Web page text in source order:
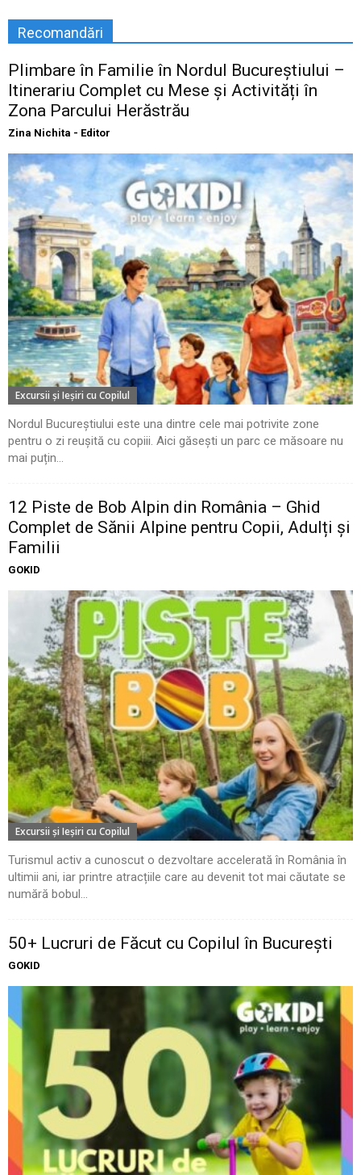
Recomandări
Plimbare în Familie în Nordul Bucureștiului –
Itinerariu Complet cu Mese și Activități în
Zona Parcului Herăstrău
Zina Nichita - Editor
Excursii şi Ieşiri cu Copilul
Nordul Bucureștiului este una dintre cele mai potrivite zone
pentru o zi reușită cu copiii. Aici găsești un parc ce măsoare nu
mai puțin...
12 Piste de Bob Alpin din România – Ghid
Complet de Sănii Alpine pentru Copii, Adulți și
Familii
GOKID
Excursii şi Ieşiri cu Copilul
Turismul activ a cunoscut o dezvoltare accelerată în România în
ultimii ani, iar printre atracțiile care au devenit tot mai căutate se
numără bobul...
50+ Lucruri de Făcut cu Copilul în București
GOKID